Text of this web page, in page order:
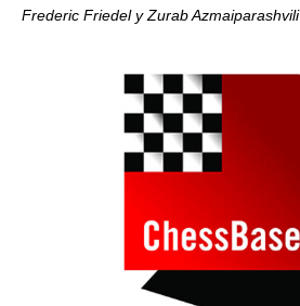
Frederic Friedel y Zurab Azmaiparashvili